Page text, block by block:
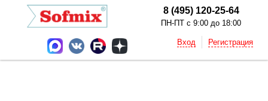
8 (495) 120-25-64
ПН-ПТ с 9:00 до 18:00
Вход Регистрация